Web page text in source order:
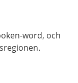
word, och